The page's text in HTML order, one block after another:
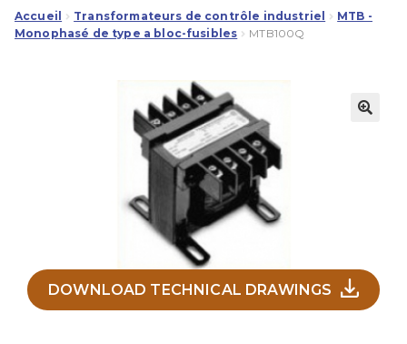
Guide d’Achat
Notre Qualité
Accueil Transformateurs de contrôle industriel
MTB -
Monophasé de type a bloc-fusibles
MTB100Q
DOWNLOAD TECHNICAL DRAWINGS